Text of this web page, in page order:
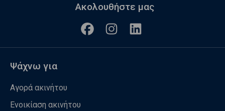
Ακολουθήστε μας
Ψάχνω για
Αγορά ακινήτου
Ενοικίαση ακινήτου